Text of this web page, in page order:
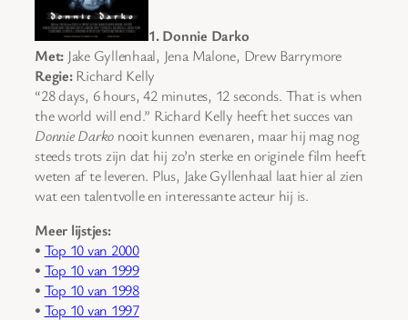
1. Donnie Darko
Met: Jake Gyllenhaal, Jena Malone, Drew Barrymore
Regie:Richard Kelly
“28 days, 6 hours, 42 minutes, 12 seconds. That is when
the world will end.” Richard Kelly heeft het succes van
Donnie Darko nooit kunnen evenaren, maar hij mag nog
steeds trots zijn dat hij zo’n sterke en originele film heeft
weten af te leveren. Plus, Jake Gyllenhaal laat hier al zien
wat een talentvolle en interessante acteur hij is.
Meer lijstjes:
• Top 10 van 2000
• Top 10 van 1999
• Top 10 van 1998
• Top 10 van 1997